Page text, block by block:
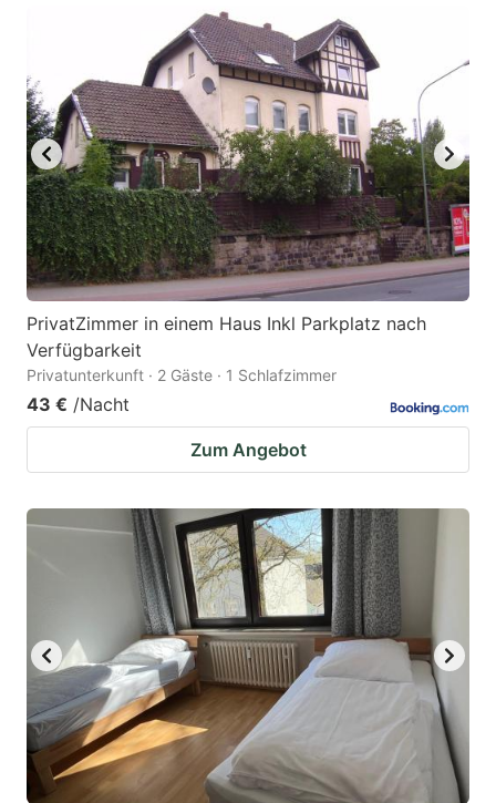
PrivatZimmer in einem Haus Inkl Parkplatz nach
Verfügbarkeit
Privatunterkunft · 2 Gäste · 1 Schlafzimmer
43 € /Nacht
Zum Angebot